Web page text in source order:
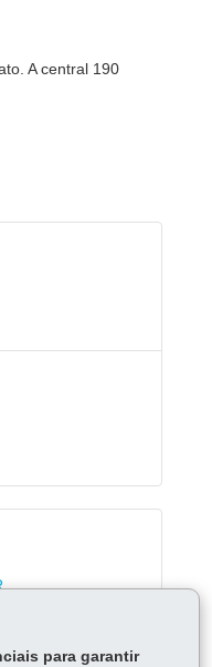
A central 190
181
para garantir